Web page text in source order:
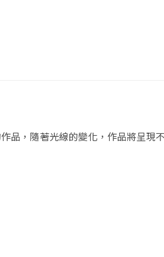
品，隨著光線的變化，作品將呈現